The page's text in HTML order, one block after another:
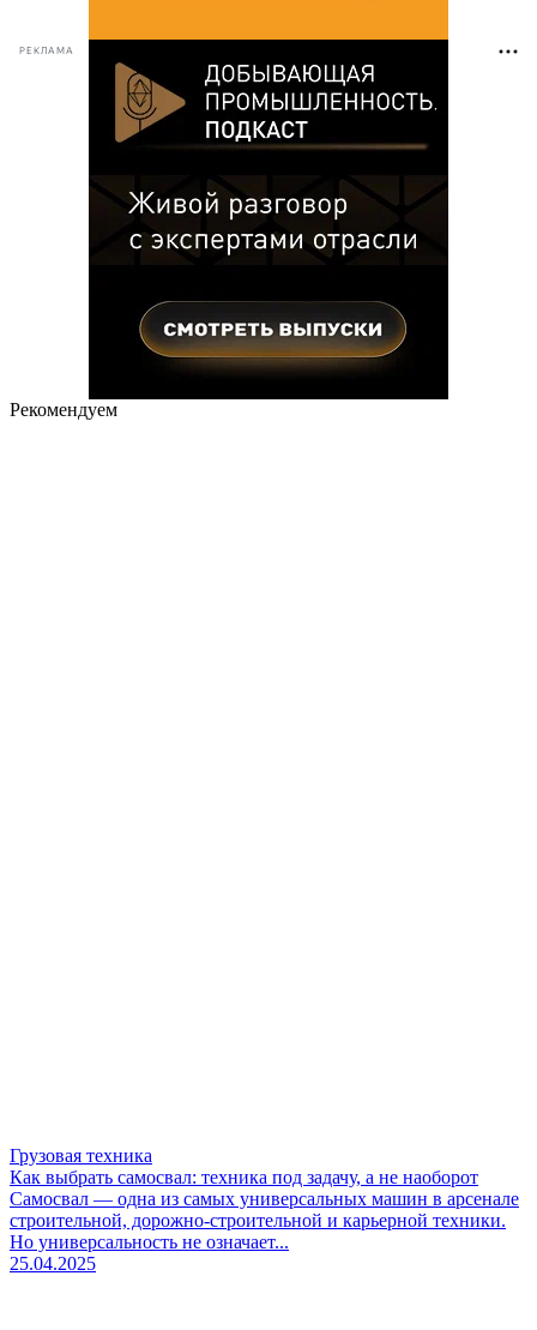
РЕКЛАМА
Рекомендуем
Грузовая техника
Как выбрать самосвал: техника под задачу, а не наоборот
Самосвал — одна из самых универсальных машин в арсенале
строительной, дорожно-строительной и карьерной техники.
Но универсальность не означает...
25.04.2025